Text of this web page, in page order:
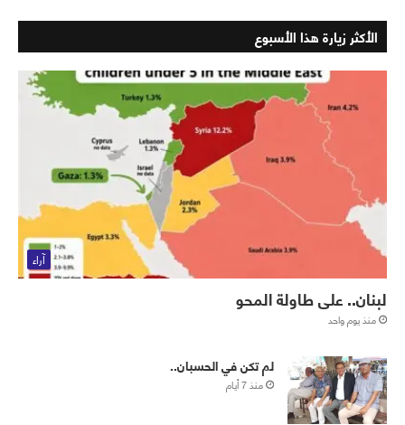
الأكثر زيارة هذا الأسبوع
آراء
لبنان.. على طاولة المحو
منذ يوم واحد
لم تكن في الحسبان..
منذ 7 أيام